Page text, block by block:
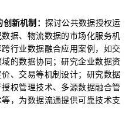
新机制： 探讨公共数据授权运
据、物流数据的市场化服务机
行业数据融合应用案例，如交
的数据协同；研究企业数据资
、交易等机制设计；研究数据
权管理技术、多源数据融合管
，为数据流通提供可靠技术支